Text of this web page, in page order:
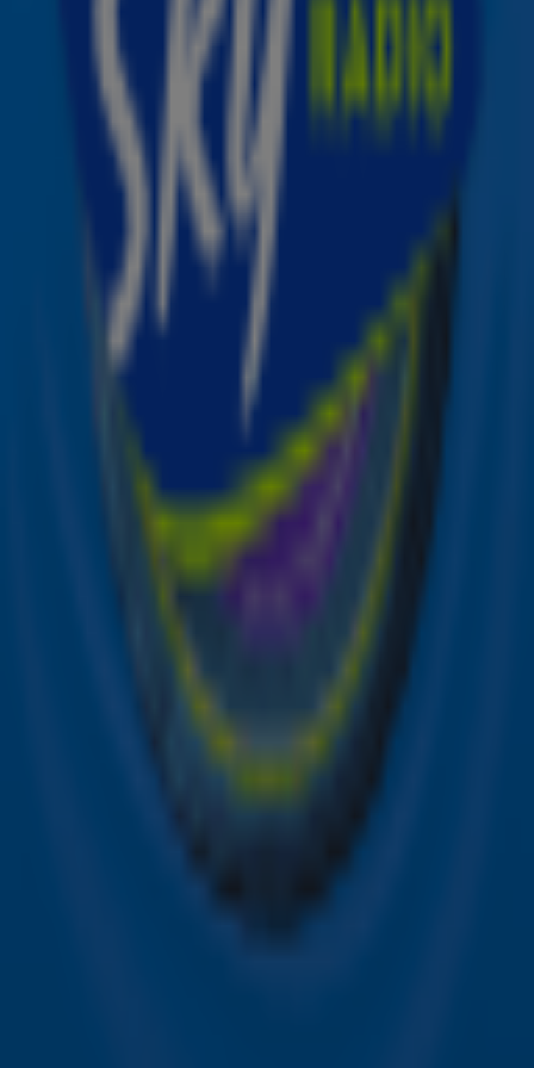
Queen B schreef de song speciaal voor de real action
versie van Disney’s The Lion King. In de film neemt ze de
stem van Nala voor haar rekening. In de video zien we
zevenjarige dochter van de zangeres. Het meisje draagt
haast dezelfde jurk als haar schitterende moeder.
Ontvang onze nieuwsbrief
Meld je aan voor de nieuwsbrief van Sky Radio en blijf op
de hoogte van alle leuke winacties en het laatste nieuws
over je favoriete Sky-artiesten.
Meld je aan voor onze wekelijkse nieuwsbrief met daarin
het laatste nieuws en aanbiedingen die wijzelf of in
samenwerking met onze partners organiseren. Je kunt je
op ieder moment afmelden. Zie voor meer informatie de
Online radio luisteren naar Sky Radio
Sky Radio FM-frequenties per regio